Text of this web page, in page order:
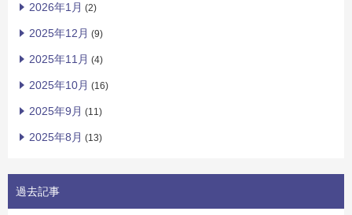
2026年1月 (2)
2025年12月 (9)
2025年11月 (4)
2025年10月 (16)
2025年9月 (11)
2025年8月 (13)
過去記事